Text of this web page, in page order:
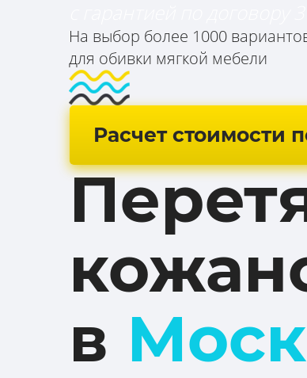
На выбор более 1000
для обивки мягкой мебели
Расчет стоимости
в